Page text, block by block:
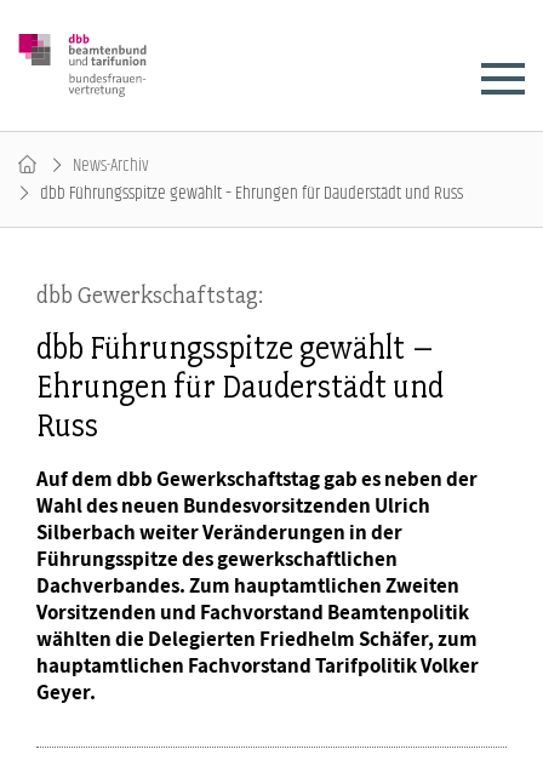
News-Archiv
dbb Führungsspitze gewählt – Ehrungen für Dauderstädt und Russ
dbb Gewerkschaftstag:
dbb Führungsspitze gewählt –
Ehrungen für Dauderstädt und
Russ
Auf dem dbb Gewerkschaftstag gab es neben der
Wahl des neuen Bundesvorsitzenden Ulrich
Silberbach weiter Veränderungen in der
Führungsspitze des gewerkschaftlichen
Dachverbandes. Zum hauptamtlichen Zweiten
Vorsitzenden und Fachvorstand Beamtenpolitik
wählten die Delegierten Friedhelm Schäfer, zum
hauptamtlichen Fachvorstand Tarifpolitik Volker
Geyer.